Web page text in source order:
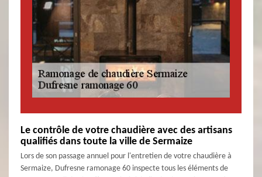
Le contrôle de votre chaudière avec des artisans
qualifiés dans toute la ville de Sermaize
Lors de son passage annuel pour l'entretien de votre chaudière à
Sermaize, Dufresne ramonage 60 inspecte tous les éléments de